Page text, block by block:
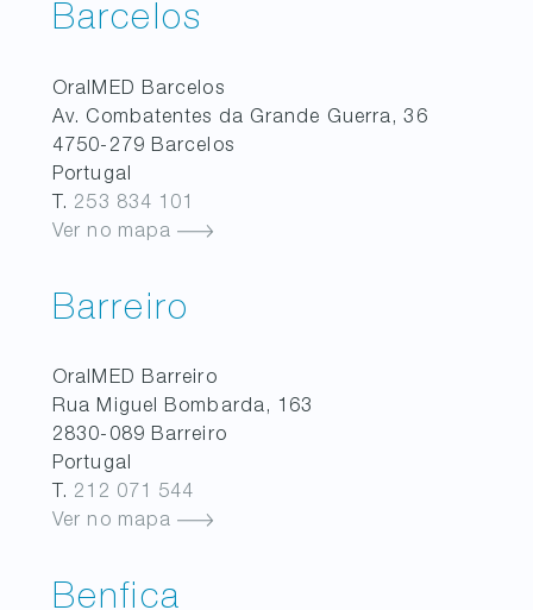
Barcelos
OralMED Barcelos
Av. Combatentes da Grande Guerra, 36
4750-279 Barcelos
Portugal
T. 253 834 101
Ver no mapa
Barreiro
OralMED Barreiro
Rua Miguel Bombarda, 163
2830-089 Barreiro
Portugal
T. 212 071 544
Ver no mapa
Benfica